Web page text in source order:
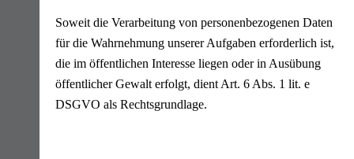
Soweit die Verarbeitung von personenbezogenen Daten
für die Wahrnehmung unserer Aufgaben erforderlich ist,
die im öffentlichen Interesse liegen oder in Ausübung
öffentlicher Gewalt erfolgt, dient Art. 6 Abs. 1 lit. e
DSGVO als Rechtsgrundlage.